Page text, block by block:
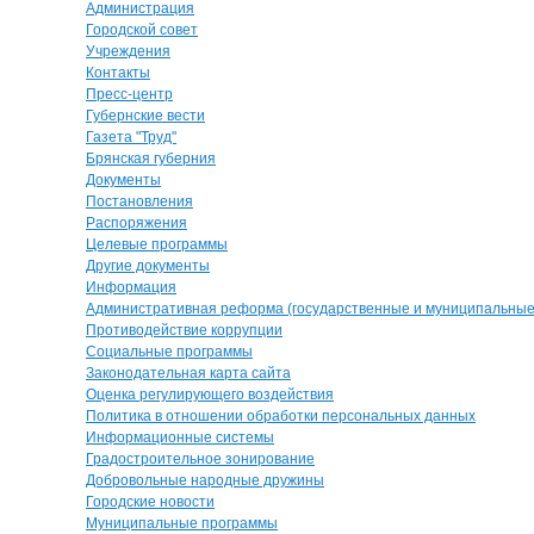
Администрация
Городской совет
Учреждения
Контакты
Пресс-центр
Губернские вести
Газета "Труд"
Брянская губерния
Документы
Постановления
Распоряжения
Целевые программы
Другие документы
Информация
Административная реформа (государственные и муниципальные
Противодействие коррупции
Социальные программы
Законодательная карта сайта
Оценка регулирующего воздействия
Политика в отношении обработки персональных данных
Информационные системы
Градостроительное зонирование
Добровольные народные дружины
Городские новости
Муниципальные программы